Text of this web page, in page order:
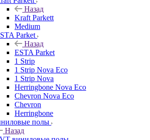
Назад
Kraft Parkett
Medium
Parket
Назад
ESTA Parket
1 Strip
1 Strip Nova Eco
1 Strip Nova
Herringbone Nova Eco
Chevron Nova Eco
Chevron
Herringbone
полы
Назад